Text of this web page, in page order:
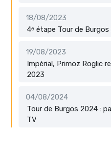
18/08/2023
4ᵉ étape Tour de
19/08/2023
Impérial, Primoz Roglic
2023
04/08/2024
Tour de Burgos 2024 :
TV